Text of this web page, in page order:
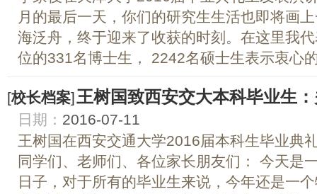
月的最后一天，你们的研究生生活也即将画
海泛舟，终于迎来了收获的时刻。在这里我
位的331名博士生， 2242名硕士生表示衷心
[校长档案]王树国致西安交大本科毕业生
日期： 2016-07-11
王树国在西安交通大学2016届本科生毕业典
同学们、老师们、各位家长朋友们： 今天是
日子，对于所有的毕业生来说，今年还是一